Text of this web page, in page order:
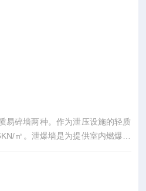
易碎墙两种。作为泄压设施的轻质
㎡。泄爆墙是为提供室内燃爆紧
压力泄爆装置。